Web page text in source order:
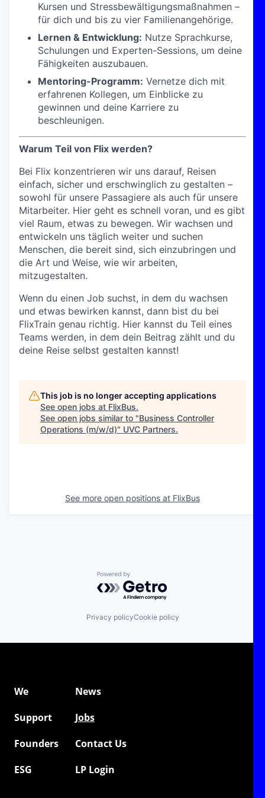
Kursen und Stressbewältigungsmaßnahmen –
für dich und bis zu vier Familienangehörige.
Lernen & Entwicklung: Nutze Sprachkurse,
Schulungen und Experten-Sessions, um deine
Fähigkeiten auszubauen.
Mentoring-Programm: Vernetze dich mit
erfahrenen Kollegen, um Einblicke zu
gewinnen und deine Karriere zu
beschleunigen.
Warum Teil von Flix werden?
Bei Flix konzentrieren wir uns darauf, Reisen
einfach, sicher und erschwinglich zu gestalten –
sowohl für unsere Passagiere als auch für unsere
Mitarbeiter. Hier geht es schnell voran, und es gibt
viel Raum, etwas zu bewegen. Wir wachsen und
entwickeln uns täglich weiter und suchen
Menschen, die bereit sind, sich einzubringen und
die Art und Weise, wie wir arbeiten,
mitzugestalten.
Wenn du einen Job suchst, in dem du wachsen
und etwas bewirken kannst, dann bist du bei
FlixTrain genau richtig. Hier kannst du Teil eines
Teams werden, in dem dein Beitrag zählt und du
deine Reise selbst gestalten kannst!
This job is no longer accepting applications
See open jobs at FlixBus.
See open jobs similar to "Business Controller
Operations (m/w/d)" UVC Partners.
See more open positions at FlixBus
Powered by Getro.com
Privacy policyCookie policy
We
News
Support
Jobs
Founders
Contact Us
ESG
LP Login